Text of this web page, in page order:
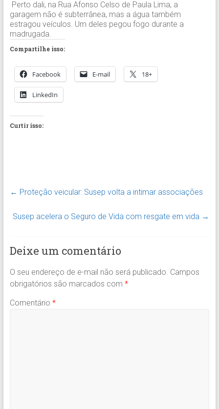
Perto dali, na Rua Afonso Celso de Paula Lima, a
garagem não é subterrânea, mas a água também
estragou veículos. Um deles pegou fogo durante a
madrugada.
Compartilhe isso:
Facebook E-mail 18+
LinkedIn
Curtir isso:
← Proteção veicular: Susep volta a intimar associações
Susep acelera o Seguro de Vida com resgate em vida →
Deixe um comentário
O seu endereço de e-mail não será publicado. Campos
obrigatórios são marcados com *
Comentário *